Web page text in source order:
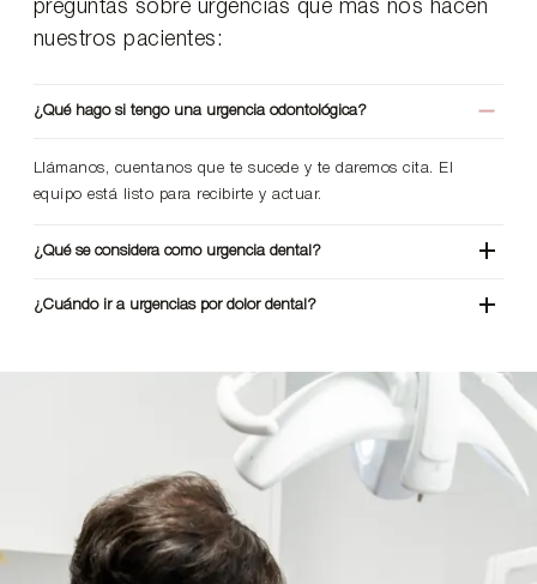
preguntas sobre urgencias que más nos hacen
nuestros pacientes:
¿Qué hago si tengo una urgencia odontológica?
Llámanos, cuentanos que te sucede y te daremos cita. El
equipo está listo para recibirte y actuar.
¿Qué se considera como urgencia dental?
¿Cuándo ir a urgencias por dolor dental?